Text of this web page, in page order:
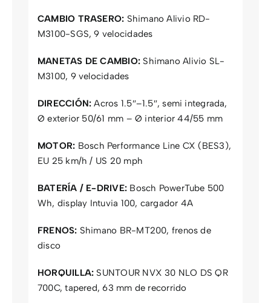
CAMBIO TRASERO: Shimano Alivio RD-
M3100-SGS, 9 velocidades
MANETAS DE CAMBIO: Shimano Alivio SL-
M3100, 9 velocidades
DIRECCIÓN: Acros 1.5″–1.5″, semi integrada,
Ø exterior 50/61 mm – Ø interior 44/55 mm
MOTOR: Bosch Performance Line CX (BES3),
EU 25 km/h / US 20 mph
BATERÍA / E-DRIVE: Bosch PowerTube 500
Wh, display Intuvia 100, cargador 4A
FRENOS: Shimano BR-MT200, frenos de
disco
HORQUILLA: SUNTOUR NVX 30 NLO DS QR
700C, tapered, 63 mm de recorrido